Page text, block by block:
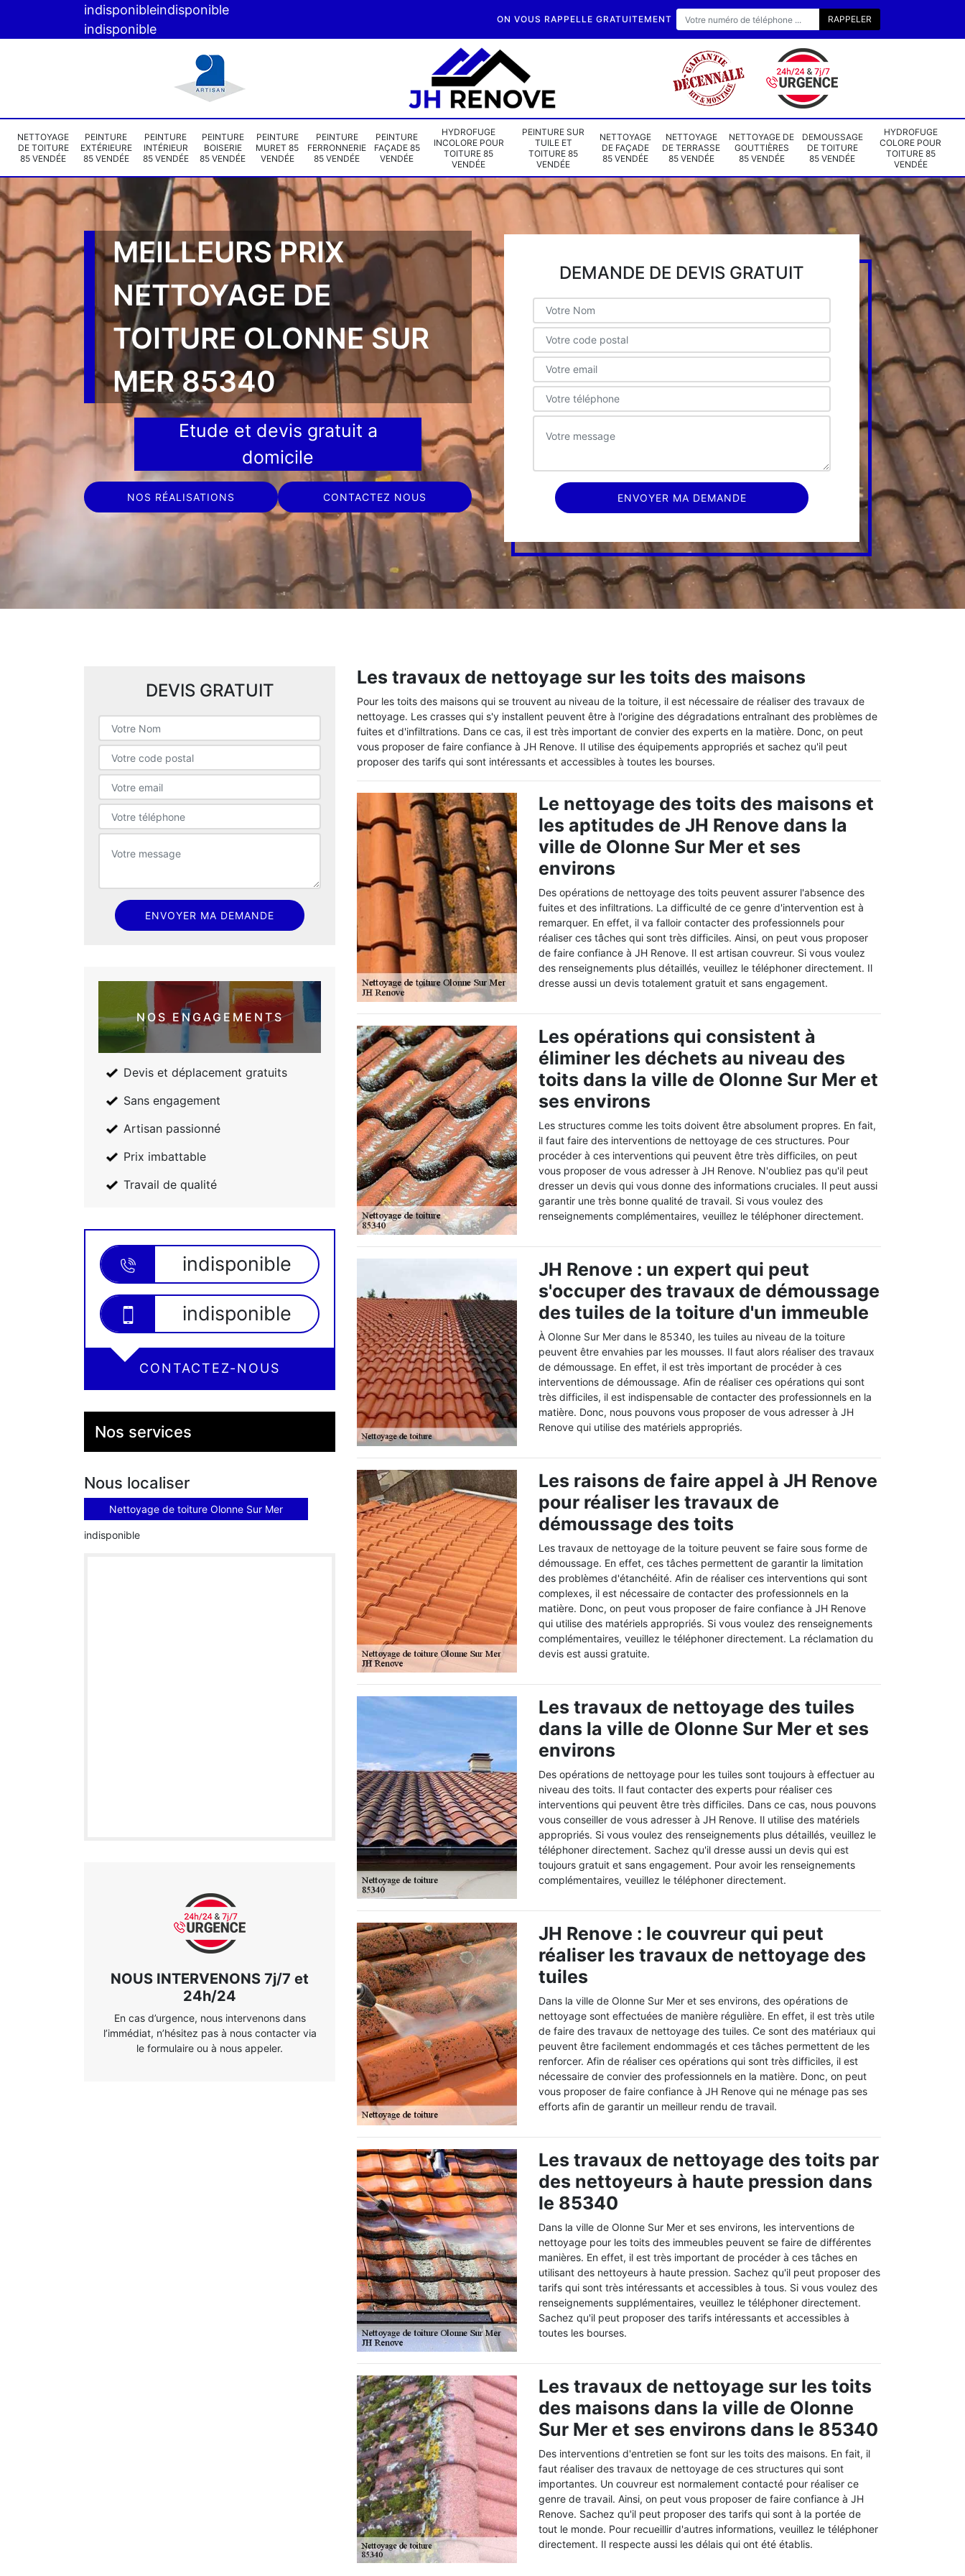
indisponibleindisponible
indisponible
ON VOUS RAPPELLE GRATUITEMENT
NETTOYAGE
DE TOITURE
85 VENDÉE
PEINTURE
EXTÉRIEURE
85 VENDÉE
PEINTURE
INTÉRIEUR
85 VENDÉE
PEINTURE
BOISERIE
85 VENDÉE
PEINTURE
MURET 85
VENDÉE
PEINTURE
FERRONNERIE
85 VENDÉE
PEINTURE
FAÇADE 85
VENDÉE
HYDROFUGE
INCOLORE POUR
TOITURE 85
VENDÉE
PEINTURE SUR
TUILE ET
TOITURE 85
VENDÉE
NETTOYAGE
DE FAÇADE
85 VENDÉE
NETTOYAGE
DE TERRASSE
85 VENDÉE
NETTOYAGE DE
GOUTTIÈRES
85 VENDÉE
DEMOUSSAGE
DE TOITURE
85 VENDÉE
HYDROFUGE
COLORE POUR
TOITURE 85
VENDÉE
MEILLEURS PRIX
NETTOYAGE DE
TOITURE OLONNE SUR
MER 85340
Etude et devis gratuit a
domicile
NOS RÉALISATIONS CONTACTEZ NOUS
DEMANDE DE DEVIS GRATUIT
DEVIS GRATUIT
NOS ENGAGEMENTS
Devis et déplacement gratuits
Sans engagement
Artisan passionné
Prix imbattable
Travail de qualité
indisponible
indisponible
CONTACTEZ-NOUS
Nos services
Nous localiser
Nettoyage de toiture Olonne Sur Mer
indisponible
NOUS INTERVENONS 7j/7 et
24h/24
En cas d’urgence, nous intervenons dans
l’immédiat, n’hésitez pas à nous contacter via
le formulaire ou à nous appeler.
Les travaux de nettoyage sur les toits des maisons
Pour les toits des maisons qui se trouvent au niveau de la toiture, il est nécessaire de réaliser des travaux de
nettoyage. Les crasses qui s'y installent peuvent être à l'origine des dégradations entraînant des problèmes de
fuites et d'infiltrations. Dans ce cas, il est très important de convier des experts en la matière. Donc, on peut
vous proposer de faire confiance à JH Renove. Il utilise des équipements appropriés et sachez qu'il peut
proposer des tarifs qui sont intéressants et accessibles à toutes les bourses.
Le nettoyage des toits des maisons et
les aptitudes de JH Renove dans la
ville de Olonne Sur Mer et ses
environs
Des opérations de nettoyage des toits peuvent assurer l'absence des
fuites et des infiltrations. La difficulté de ce genre d'intervention est à
remarquer. En effet, il va falloir contacter des professionnels pour
réaliser ces tâches qui sont très difficiles. Ainsi, on peut vous proposer
de faire confiance à JH Renove. Il est artisan couvreur. Si vous voulez
des renseignements plus détaillés, veuillez le téléphoner directement. Il
dresse aussi un devis totalement gratuit et sans engagement.
Les opérations qui consistent à
éliminer les déchets au niveau des
toits dans la ville de Olonne Sur Mer et
ses environs
Les structures comme les toits doivent être absolument propres. En fait,
il faut faire des interventions de nettoyage de ces structures. Pour
procéder à ces interventions qui peuvent être très difficiles, on peut
vous proposer de vous adresser à JH Renove. N'oubliez pas qu'il peut
dresser un devis qui vous donne des informations cruciales. Il peut aussi
garantir une très bonne qualité de travail. Si vous voulez des
renseignements complémentaires, veuillez le téléphoner directement.
JH Renove : un expert qui peut
s'occuper des travaux de démoussage
des tuiles de la toiture d'un immeuble
À Olonne Sur Mer dans le 85340, les tuiles au niveau de la toiture
peuvent être envahies par les mousses. Il faut alors réaliser des travaux
de démoussage. En effet, il est très important de procéder à ces
interventions de démoussage. Afin de réaliser ces opérations qui sont
très difficiles, il est indispensable de contacter des professionnels en la
matière. Donc, nous pouvons vous proposer de vous adresser à JH
Renove qui utilise des matériels appropriés.
Les raisons de faire appel à JH Renove
pour réaliser les travaux de
démoussage des toits
Les travaux de nettoyage de la toiture peuvent se faire sous forme de
démoussage. En effet, ces tâches permettent de garantir la limitation
des problèmes d'étanchéité. Afin de réaliser ces interventions qui sont
complexes, il est nécessaire de contacter des professionnels en la
matière. Donc, on peut vous proposer de faire confiance à JH Renove
qui utilise des matériels appropriés. Si vous voulez des renseignements
complémentaires, veuillez le téléphoner directement. La réclamation du
devis est aussi gratuite.
Les travaux de nettoyage des tuiles
dans la ville de Olonne Sur Mer et ses
environs
Des opérations de nettoyage pour les tuiles sont toujours à effectuer au
niveau des toits. Il faut contacter des experts pour réaliser ces
interventions qui peuvent être très difficiles. Dans ce cas, nous pouvons
vous conseiller de vous adresser à JH Renove. Il utilise des matériels
appropriés. Si vous voulez des renseignements plus détaillés, veuillez le
téléphoner directement. Sachez qu'il dresse aussi un devis qui est
toujours gratuit et sans engagement. Pour avoir les renseignements
complémentaires, veuillez le téléphoner directement.
JH Renove : le couvreur qui peut
réaliser les travaux de nettoyage des
tuiles
Dans la ville de Olonne Sur Mer et ses environs, des opérations de
nettoyage sont effectuées de manière régulière. En effet, il est très utile
de faire des travaux de nettoyage des tuiles. Ce sont des matériaux qui
peuvent être facilement endommagés et ces tâches permettent de les
renforcer. Afin de réaliser ces opérations qui sont très difficiles, il est
nécessaire de convier des professionnels en la matière. Donc, on peut
vous proposer de faire confiance à JH Renove qui ne ménage pas ses
efforts afin de garantir un meilleur rendu de travail.
Les travaux de nettoyage des toits par
des nettoyeurs à haute pression dans
le 85340
Dans la ville de Olonne Sur Mer et ses environs, les interventions de
nettoyage pour les toits des immeubles peuvent se faire de différentes
manières. En effet, il est très important de procéder à ces tâches en
utilisant des nettoyeurs à haute pression. Sachez qu'il peut proposer des
tarifs qui sont très intéressants et accessibles à tous. Si vous voulez des
renseignements supplémentaires, veuillez le téléphoner directement.
Sachez qu'il peut proposer des tarifs intéressants et accessibles à
toutes les bourses.
Les travaux de nettoyage sur les toits
des maisons dans la ville de Olonne
Sur Mer et ses environs dans le 85340
Des interventions d'entretien se font sur les toits des maisons. En fait, il
faut réaliser des travaux de nettoyage de ces structures qui sont
importantes. Un couvreur est normalement contacté pour réaliser ce
genre de travail. Ainsi, on peut vous proposer de faire confiance à JH
Renove. Sachez qu'il peut proposer des tarifs qui sont à la portée de
tout le monde. Pour recueillir d'autres informations, veuillez le téléphoner
directement. Il respecte aussi les délais qui ont été établis.